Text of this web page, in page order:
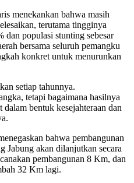
menekankan bahwa masih
terutama tingginya
dan populasi stunting sebesar
bersama seluruh pemangku
konkret untuk menurunkan
setiap tahunnya.
tetapi bagaimana hasilnya
dalam bentuk kesejahteraan dan
bahwa pembangunan
Jabung akan dilanjutkan secara
pembangunan 8 Km, dan
32 Km lagi.